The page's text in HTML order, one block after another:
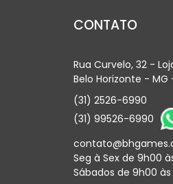
CONTATO
Rua Curvelo, 32 -
Belo Horizonte - MG
(31) 2526-6990
(31) 99526-6990
Seg à Sex de 9h00
Sábados de 9h00 às